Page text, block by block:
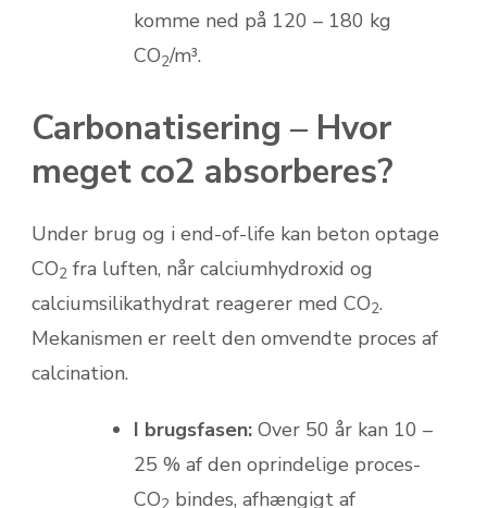
komme ned på 120 – 180 kg
CO2/m³.
Carbonatisering – Hvor
meget co2 absorberes?
Under brug og i end-of-life kan beton optage
CO2 fra luften, når calciumhydroxid og
calciumsilikathydrat reagerer med CO2.
Mekanismen er reelt den omvendte proces af
calcination.
I brugsfasen: Over 50 år kan 10 –
25 % af den oprindelige proces-
CO
bindes, afhængigt af